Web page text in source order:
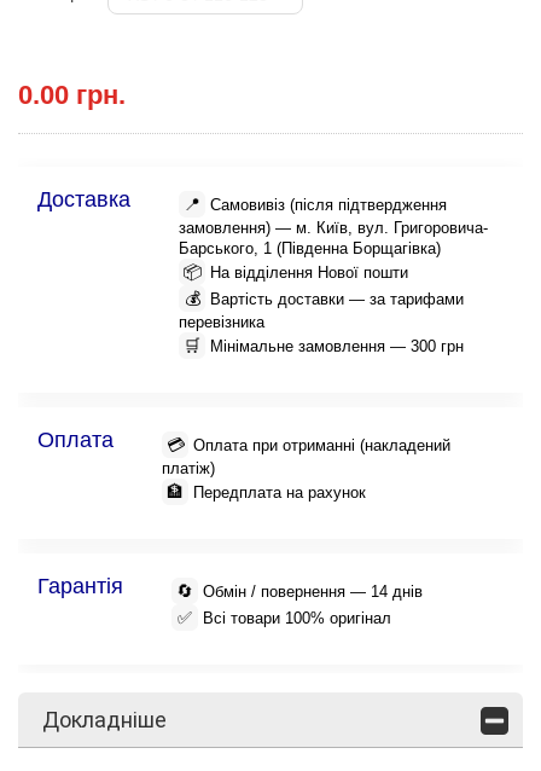
0.00 грн.
Доставка 📍 Самовивіз (після підтвердження
замовлення) — м. Київ, вул. Григоровича-
Барського, 1 (Південна Борщагівка)
📦 На відділення Нової пошти
💰
Вартість доставки — за тарифами
перевізника
🛒 Мінімальне замовлення — 300 грн
Оплата 💳 Оплата при отриманні (накладений
платіж)
🏦 Передплата на рахунок
Гарантія 🔄 Обмін / повернення — 14 днів
✅ Всі товари 100% оригінал
Докладніше